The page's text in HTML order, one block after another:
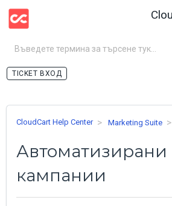
ВХОД
CloudCart Help Center Marketing Suite
Автоматизирани
кампании